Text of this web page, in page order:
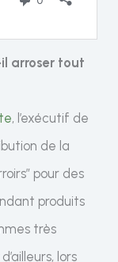
arroser tout
, l’exécutif de
de la
pour des
produits
très
lors